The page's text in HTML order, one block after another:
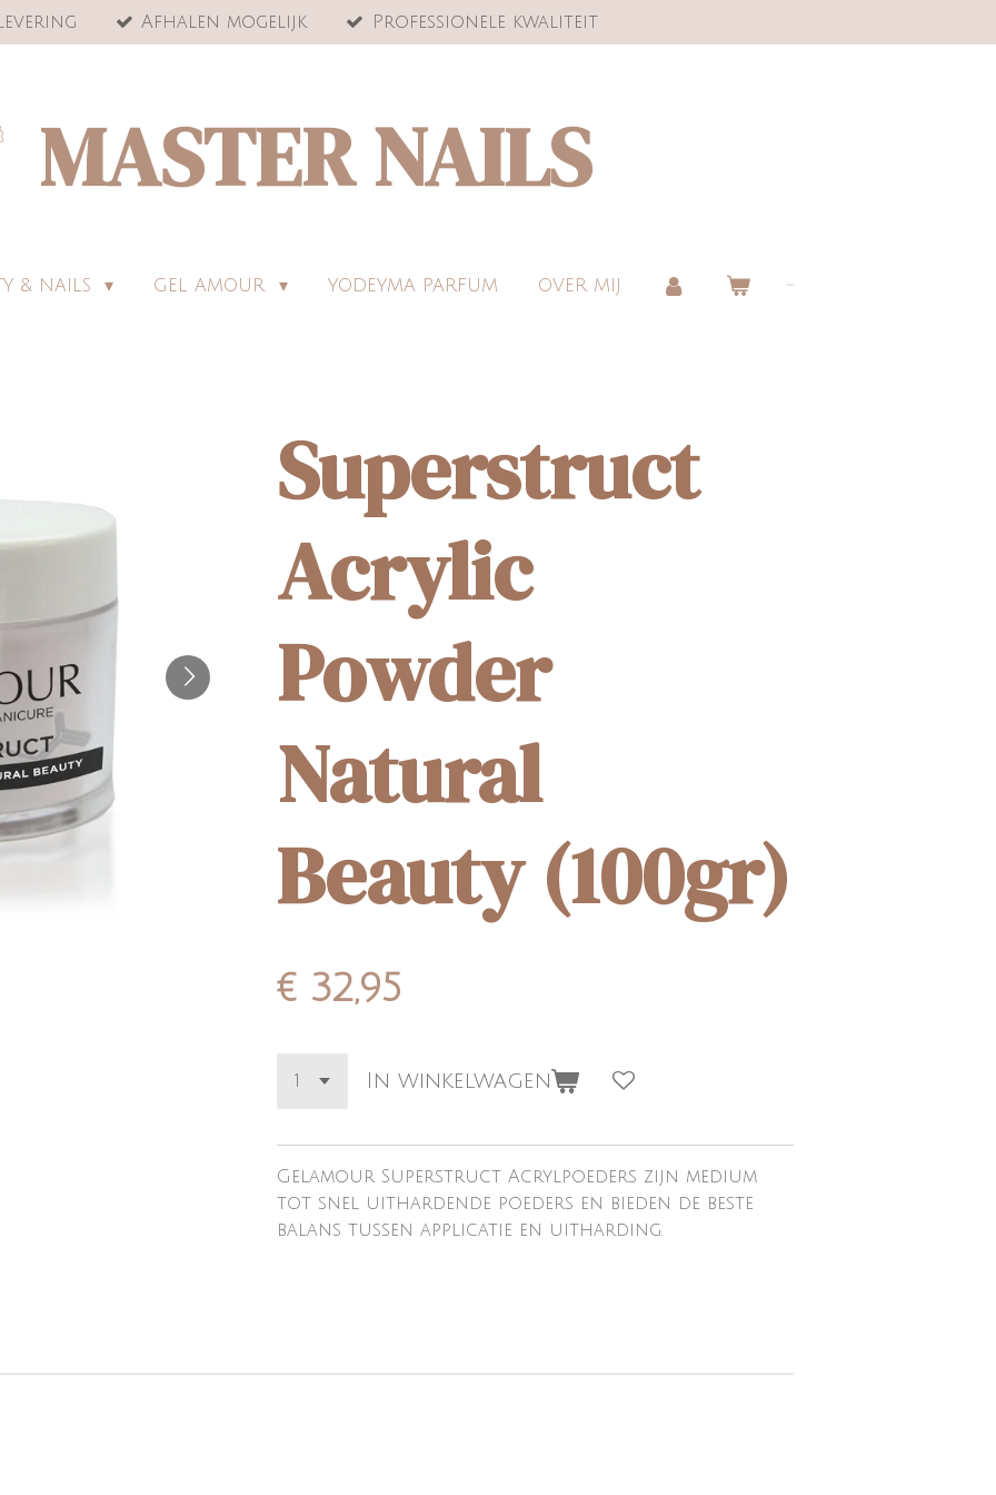
Afhalen mogelijk Professionele kwaliteit
MASTER NAILS
& NAILS GEL AMOUR YODEYMA PARFUM OVER MIJ
Superstruct
Acrylic
Powder
Natural
Beauty (100gr)
€ 32,95
In winkelwagen
Gelamour Superstruct Acrylpoeders zijn medium
tot snel uithardende poeders en bieden de beste
balans tussen applicatie en uitharding.